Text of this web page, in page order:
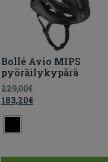
Bollé Avio MIPS
pyöräilykypärä
229,00€
183,20€